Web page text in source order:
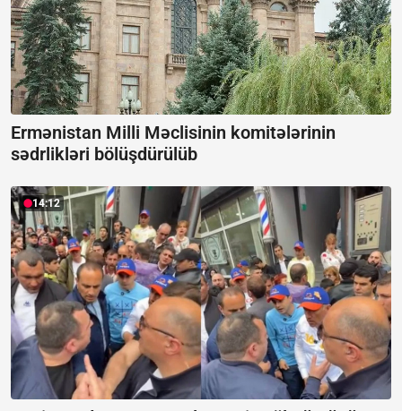
Ermənistan Milli Məclisinin komitələrinin
sədrlikləri bölüşdürülüb
14:12